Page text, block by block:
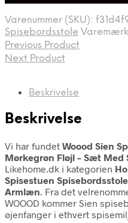
Varenummer (SKU):
Spisebordsstole
Previous Product
Next Product
Beskrivelse
Beskrivelse
Vi har fundet Woood Sien
Mørkegrøn Fløjl – Sæt Med
Likehome.dk i kategorien
Spisestuen
Armlæn. Fra det
WOOOD kommer Sien
øjenfanger i ethvert